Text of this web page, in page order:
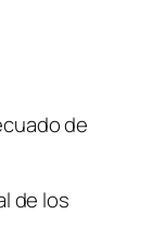
de
de los